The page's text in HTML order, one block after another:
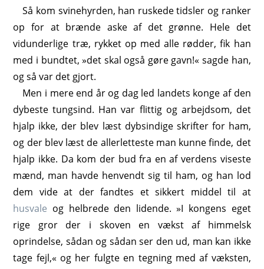
Så kom svinehyrden, han ruskede tidsler og ranker
op for at brænde aske af det grønne. Hele det
vidunderlige træ, rykket op med alle rødder, fik han
med i bundtet, »det skal også gøre gavn!« sagde han,
og så var det gjort.
Men i mere end år og dag led landets konge af den
dybeste tungsind. Han var flittig og arbejdsom, det
hjalp ikke, der blev læst dybsindige skrifter for ham,
og der blev læst de allerletteste man kunne finde, det
hjalp ikke. Da kom der bud fra en af verdens viseste
mænd, man havde henvendt sig til ham, og han lod
dem vide at der fandtes et sikkert middel til at
husvale og helbrede den lidende. »I kongens eget
rige gror der i skoven en vækst af himmelsk
oprindelse, sådan og sådan ser den ud, man kan ikke
tage fejl,« og her fulgte en tegning med af væksten,